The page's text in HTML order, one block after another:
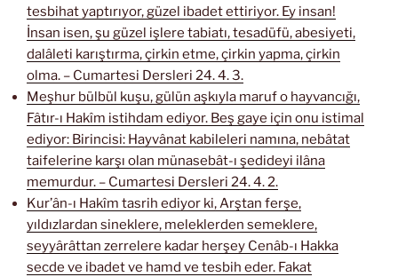
tesbihat yaptırıyor, güzel ibadet ettiriyor. Ey insan!
İnsan isen, şu güzel işlere tabiatı, tesadüfü, abesiyeti,
dalâleti karıştırma, çirkin etme, çirkin yapma, çirkin
olma. – Cumartesi Dersleri 24. 4. 3.
Meşhur bülbül kuşu, gülün aşkıyla maruf o hayvancığı,
Fâtır-ı Hakîm istihdam ediyor. Beş gaye için onu istimal
ediyor: Birincisi: Hayvânat kabileleri namına, nebâtat
taifelerine karşı olan münasebât-ı şedideyi ilâna
memurdur. – Cumartesi Dersleri 24. 4. 2.
Kur’ân-ı Hakîm tasrih ediyor ki, Arştan ferşe,
yıldızlardan sineklere, meleklerden semeklere,
seyyârâttan zerrelere kadar herşey Cenâb-ı Hakka
secde ve ibadet ve hamd ve tesbih eder. Fakat